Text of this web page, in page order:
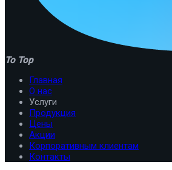
To Top
Главная
О нас
Услуги
Продукция
Цены
Акции
Корпоративным клиентам
Контакты